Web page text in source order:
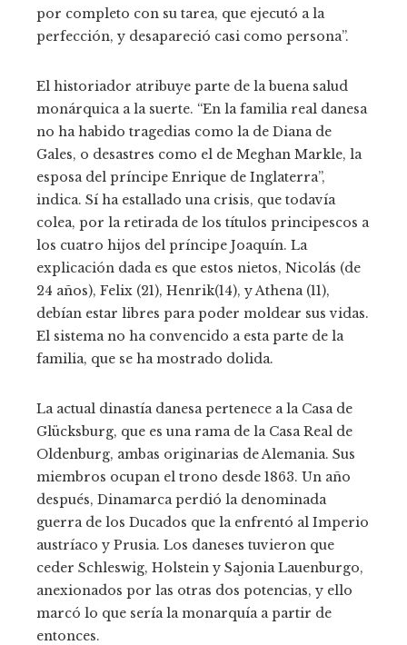
por completo con su tarea, que ejecutó a la
perfección, y desapareció casi como persona”.
El historiador atribuye parte de la buena salud
monárquica a la suerte. “En la familia real danesa
no ha habido tragedias como la de Diana de
Gales, o desastres como el de Meghan Markle, la
esposa del príncipe Enrique de Inglaterra”,
indica. Sí ha estallado una crisis, que todavía
colea, por la retirada de los títulos principescos a
los cuatro hijos del príncipe Joaquín. La
explicación dada es que estos nietos, Nicolás (de
24 años), Felix (21), Henrik(14), y Athena (11),
debían estar libres para poder moldear sus vidas.
El sistema no ha convencido a esta parte de la
familia, que se ha mostrado dolida.
La actual dinastía danesa pertenece a la Casa de
Glücksburg, que es una rama de la Casa Real de
Oldenburg, ambas originarias de Alemania. Sus
miembros ocupan el trono desde 1863. Un año
después, Dinamarca perdió la denominada
guerra de los Ducados que la enfrentó al Imperio
austríaco y Prusia. Los daneses tuvieron que
ceder Schleswig, Holstein y Sajonia Lauenburgo,
anexionados por las otras dos potencias, y ello
marcó lo que sería la monarquía a partir de
entonces.